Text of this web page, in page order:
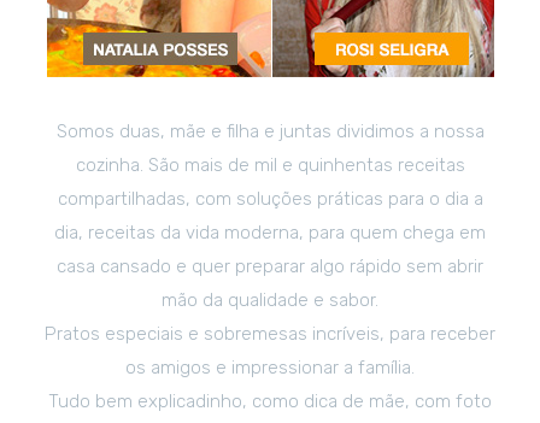
Somos duas, mãe e filha e juntas dividimos a nossa
cozinha. São mais de mil e quinhentas receitas
compartilhadas, com soluções práticas para o dia a
dia, receitas da vida moderna, para quem chega em
casa cansado e quer preparar algo rápido sem abrir
mão da qualidade e sabor.
Pratos especiais e sobremesas incríveis, para receber
os amigos e impressionar a família.
Tudo bem explicadinho, como dica de mãe, com foto